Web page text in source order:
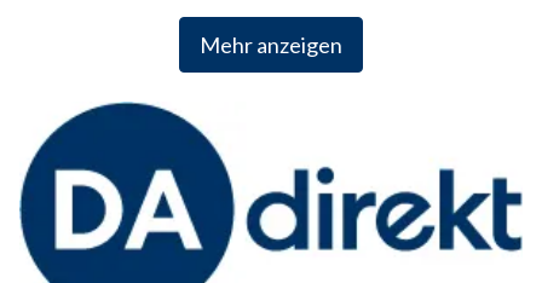
Welten: Digital und persönlich. Bequeme digitale
Services und persönliche Unterstützung rund um die
Insurance Group kombiniert DA Direkt fundiertes
Versicherungswissen mit innovativem Vordenken der
internationalen Unternehmensgruppe.
Mehr anzeigen